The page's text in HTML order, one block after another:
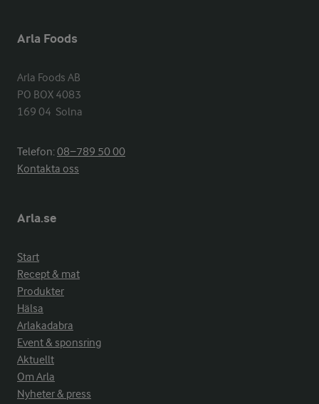
Arla Foods
Arla Foods AB
PO BOX 4083
169 04  Solna
Telefon:08−789 50 00
Kontakta oss
Arla.se
Start
Recept & mat
Produkter
Hälsa
Arlakadabra
Event & sponsring
Aktuellt
Om Arla
Nyheter & press